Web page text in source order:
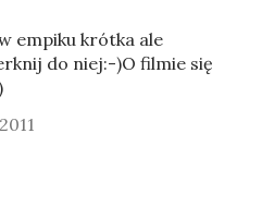
empiku krótka ale
do niej:-)O filmie się